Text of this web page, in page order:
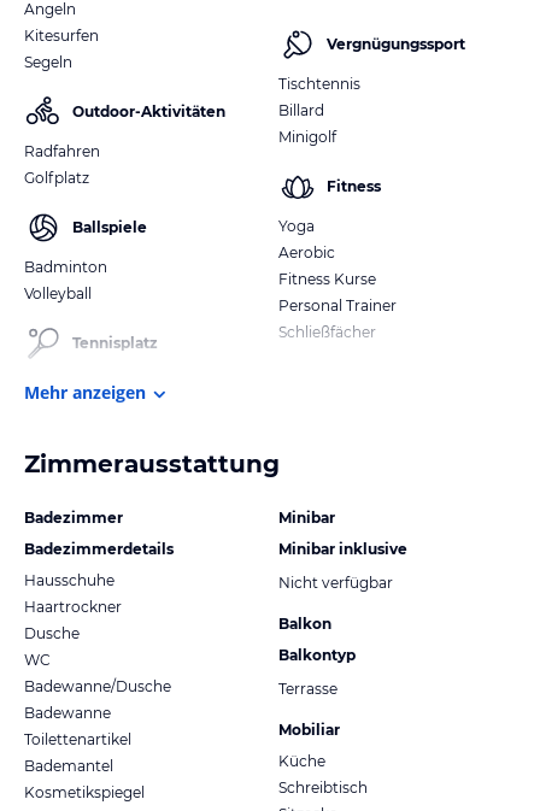
Angeln
Kitesurfen
Segeln
Outdoor-Aktivitäten
Radfahren
Golfplatz
Ballspiele
Badminton
Volleyball
Tennisplatz
Vergnügungssport
Tischtennis
Billard
Minigolf
Fitness
Yoga
Aerobic
Fitness Kurse
Personal Trainer
Schließfächer
Mehr anzeigen
Zimmerausstattung
Badezimmer
Badezimmerdetails
Hausschuhe
Haartrockner
Dusche
WC
Badewanne/Dusche
Badewanne
Toilettenartikel
Bademantel
Kosmetikspiegel
Minibar
Minibar inklusive
Nicht verfügbar
Balkon
Balkontyp
Terrasse
Mobiliar
Küche
Schreibtisch